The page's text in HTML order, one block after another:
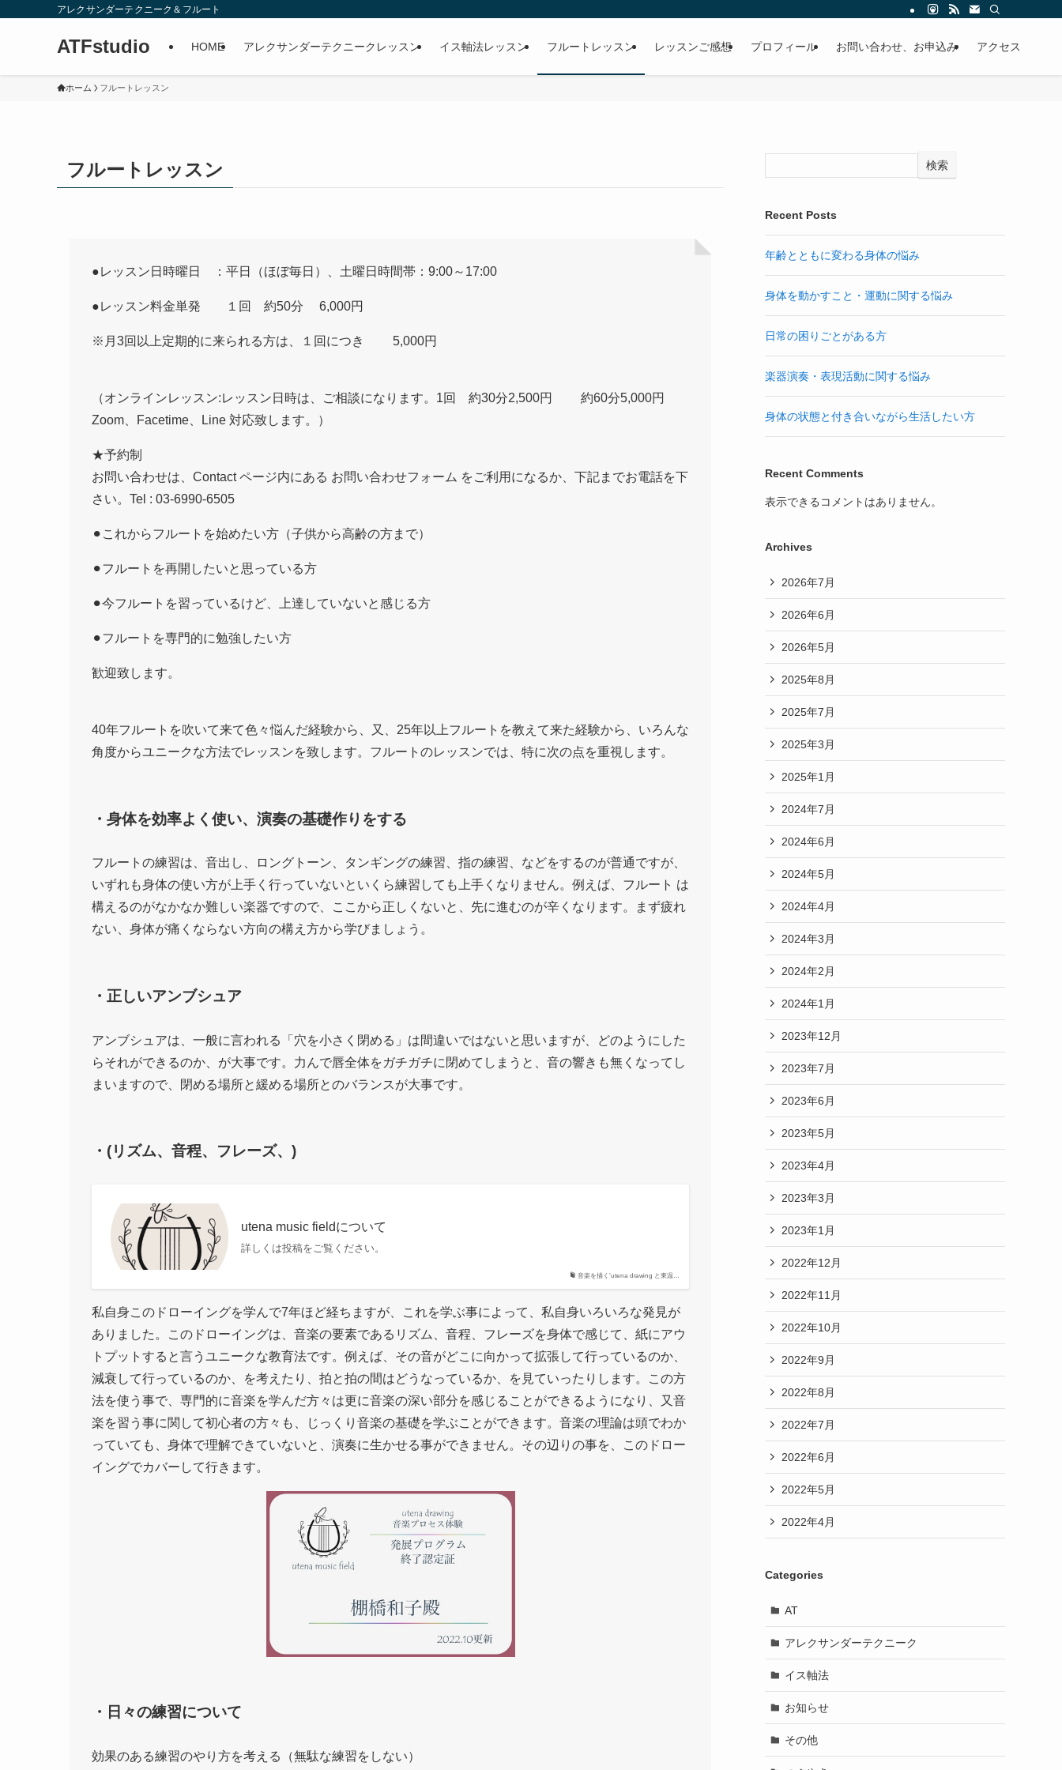
アレクサンダーテクニーク＆フルート
ATFstudio HOME アレクサンダーテクニークレッスン イス軸法レッスン フルートレッスン レッスンご感想 プロフィール お問い合わせ、お申込み アクセス
ホーム フルートレッスン
フルートレッスン
●レッスン日時曜日 ：平日（ほぼ毎日）、土曜日時間帯：9:00～17:00
●レッスン料金単発 １回 約50分 6,000円
※月3回以上定期的に来られる方は、１回につき 5,000円
（オンラインレッスン:レッスン日時は、ご相談になります。1回 約30分2,500円 約60分5,000円
Zoom、Facetime、Line 対応致します。）
★予約制
お問い合わせは、Contact ページ内にある お問い合わせフォーム をご利用になるか、下記までお電話を下
さい。Tel : 03-6990-6505
⚫︎これからフルートを始めたい方（子供から高齢の方まで）
⚫︎フルートを再開したいと思っている方
⚫︎今フルートを習っているけど、上達していないと感じる方
⚫︎フルートを専門的に勉強したい方
歓迎致します。
40年フルートを吹いて来て色々悩んだ経験から、又、25年以上フルートを教えて来た経験から、いろんな
角度からユニークな方法でレッスンを致します。フルートのレッスンでは、特に次の点を重視します。
・身体を効率よく使い、演奏の基礎作りをする
フルートの練習は、音出し、ロングトーン、タンギングの練習、指の練習、などをするのが普通ですが、
いずれも身体の使い方が上手く行っていないといくら練習しても上手くなりません。例えば、フルート は
構えるのがなかなか難しい楽器ですので、ここから正しくないと、先に進むのが辛くなります。まず疲れ
ない、身体が痛くならない方向の構え方から学びましょう。
・正しいアンブシュア
アンブシュアは、一般に言われる「穴を小さく閉める」は間違いではないと思いますが、どのようにした
らそれができるのか、が大事です。力んで唇全体をガチガチに閉めてしまうと、音の響きも無くなってし
まいますので、閉める場所と緩める場所とのバランスが大事です。
・(リズム、音程、フレーズ、)
音楽を描く’utena drawing と東温…
utena music fieldについて
詳しくは投稿をご覧ください。
私自身このドローイングを学んで7年ほど経ちますが、これを学ぶ事によって、私自身いろいろな発見が
ありました。このドローイングは、音楽の要素であるリズム、音程、フレーズを身体で感じて、紙にアウ
トプットすると言うユニークな教育法です。例えば、その音がどこに向かって拡張して行っているのか、
減衰して行っているのか、を考えたり、拍と拍の間はどうなっているか、を見ていったりします。この方
法を使う事で、専門的に音楽を学んだ方々は更に音楽の深い部分を感じることができるようになり、又音
楽を習う事に関して初心者の方々も、じっくり音楽の基礎を学ぶことができます。音楽の理論は頭でわか
っていても、身体で理解できていないと、演奏に生かせる事ができません。その辺りの事を、このドロー
イングでカバーして行きます。
・日々の練習について
効果のある練習のやり方を考える（無駄な練習をしない）
検索
Recent Posts
年齢とともに変わる身体の悩み
身体を動かすこと・運動に関する悩み
日常の困りごとがある方
楽器演奏・表現活動に関する悩み
身体の状態と付き合いながら生活したい方
Recent Comments
表示できるコメントはありません。
Archives
2026年7月
2026年6月
2026年5月
2025年8月
2025年7月
2025年3月
2025年1月
2024年7月
2024年6月
2024年5月
2024年4月
2024年3月
2024年2月
2024年1月
2023年12月
2023年7月
2023年6月
2023年5月
2023年4月
2023年3月
2023年1月
2022年12月
2022年11月
2022年10月
2022年9月
2022年8月
2022年7月
2022年6月
2022年5月
2022年4月
Categories
AT
アレクサンダーテクニーク
イス軸法
お知らせ
その他